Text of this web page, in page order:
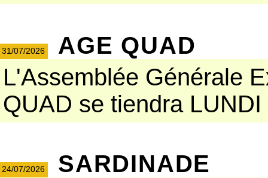
31/07/2026
AGE QUAD
L'Assemblée Générale
QUAD se tiendra
24/07/2026
SARDINADE